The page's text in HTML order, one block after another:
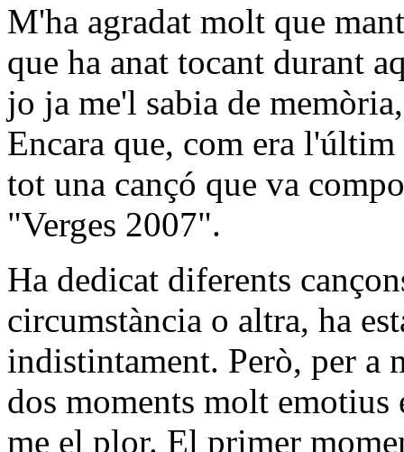
M'ha agradat molt que
que ha anat tocant durant
jo ja me'l sabia de
Encara que, com era
tot una cançó que va
"Verges 2007".
Ha dedicat diferents
circumstància o altra, ha
indistintament. Però, per a
dos moments molt emotius
me el plor. El primer